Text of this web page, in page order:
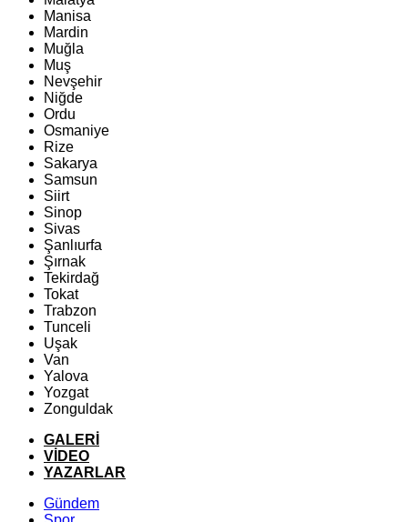
Manisa
Mardin
Muğla
Muş
Nevşehir
Niğde
Ordu
Osmaniye
Rize
Sakarya
Samsun
Siirt
Sinop
Sivas
Şanlıurfa
Şırnak
Tekirdağ
Tokat
Trabzon
Tunceli
Uşak
Van
Yalova
Yozgat
Zonguldak
GALERİ
VİDEO
YAZARLAR
Gündem